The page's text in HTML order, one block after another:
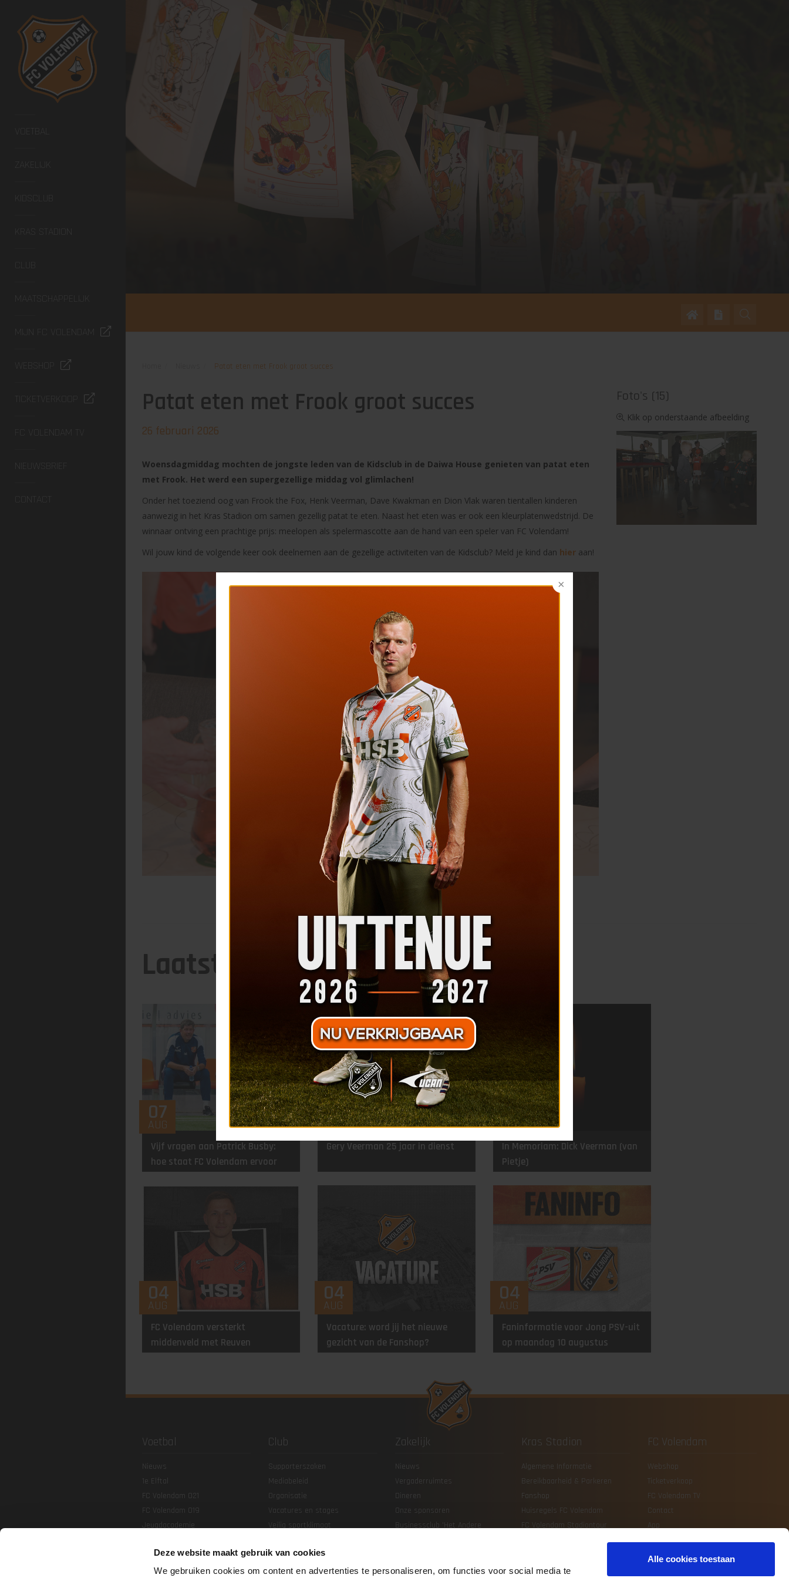
Deze website maakt gebruik van cookies
We gebruiken cookies om content en advertenties te personaliseren, om functies voor social media te
Alle cookies toestaan
VOETBAL
KRAS STADION
MAATSCHAPPELIJK
MIJN FC VOLENDAM
WEBSHOP
TICKETVERKOOP
FC VOLENDAM TV
NIEUWSBRIEF
CONTACT
Patat eten met Frook groot succes
Patat eten met Frook groot succes
26 februari 2026
Woensdagmiddag mochten de jongste leden van de Kidsclub in de Daiwa House genieten van patat eten
met Frook. Het werd een supergezellige middag vol glimlachen!
Onder het toeziend oog van Frook the Fox, Henk Veerman, Dave Kwakman en Dion Vlak waren tientallen kinderen
aanwezig in het Kras Stadion om samen gezellig patat te eten. Naast het eten was er ook een kleurplatenwedstrijd. De
winnaar ontving een prachtige prijs: meelopen als spelermascotte aan de hand van een speler van FC Volendam!
Wil jouw kind de volgende keer ook deelnemen aan de gezellige activiteiten van de Kidsclub? Meld je kind dan hieraan!
Foto's (15)
Klik op onderstaande afbeelding
Laatste nieuws
07
AUG
Vijf vragen aan Patrick Busby:
hoe staat FC Volendam ervoor
07
AUG
Gery Veerman 25 jaar in dienst
05
AUG
In Memoriam: Dick Veerman (van
Pietje)
04
AUG
FC Volendam versterkt
middenveld met Reuven
04
AUG
Vacature: word jij het nieuwe
gezicht van de Fanshop?
04
AUG
Faninformatie voor Jong PSV-uit
op maandag 10 augustus
Voetbal
Nieuws
1e Elftal
FC Volendam O21
FC Volendam O19
Jeugdacademie
Club
Supporterszaken
Mediabeleid
Organisatie
Vacatures en stages
Veilig sportklimaat
Zakelijk
Nieuws
Vergaderruimtes
Dineren
Onze sponsoren
Businessclub 'Het Andere
Overige Sponsormogelijkheden
Kras Stadion
Algemene Informatie
Bereikbaarheid & Parkeren
Fanshop
Huisregels FC Volendam
FC Volendam Stadiontour
FC Volendam
Webshop
Ticketverkoop
FC Volendam TV
Contact
App